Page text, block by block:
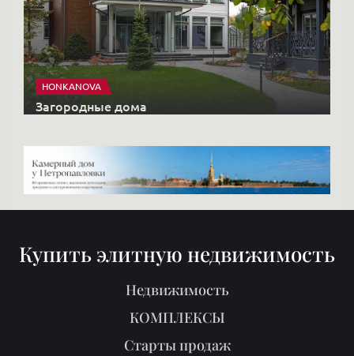
HONKANOVA
Загородные дома
Купить элитную недвижимость
Недвижимость
КОМПЛЕКСЫ
Старты продаж